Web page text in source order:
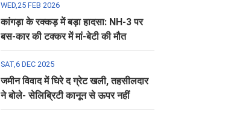
WED,25 FEB 2026
कांगड़ा के रक्कड़ में बड़ा हादसा: NH-3 पर
बस-कार की टक्कर में मां-बेटी की मौत
SAT,6 DEC 2025
जमीन विवाद में घिरे द ग्रेट खली, तहसीलदार
ने बोले- सेलिब्रिटी कानून से ऊपर नहीं